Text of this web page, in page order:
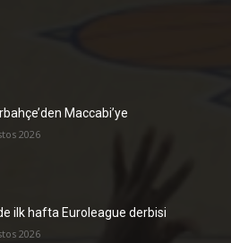
Maccabi’ye
2026
ilk hafta Euroleague derbisi
2026